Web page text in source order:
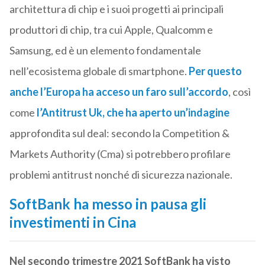
architettura di chip e i suoi progetti ai principali
produttori di chip, tra cui Apple, Qualcomm e
Samsung, ed è un elemento fondamentale
nell’ecosistema globale di smartphone. Per questo
anche l’Europa ha acceso un faro sull’accordo, così
come l’Antitrust Uk, che ha aperto un’indagine
approfondita sul deal: secondo la Competition &
Markets Authority (Cma) si potrebbero profilare
problemi antitrust nonché di sicurezza nazionale.
SoftBank ha messo in pausa gli
investimenti in Cina
Nel secondo trimestre 2021 SoftBank ha visto